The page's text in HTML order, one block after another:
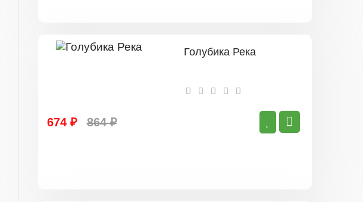
Голубика Река
674 ₽ 864 ₽